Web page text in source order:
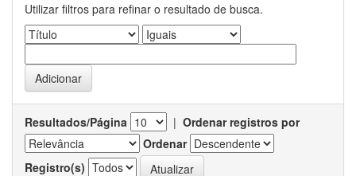
Utilizar filtros para refinar o resultado de busca.
Resultados/Página | Ordenar registros por
Ordenar
Registro(s)